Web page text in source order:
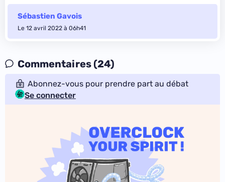
Sébastien Gavois
Le 12 avril 2022 à 06h41
Commentaires (24)
Abonnez-vous pour prendre part au débat
Se connecter